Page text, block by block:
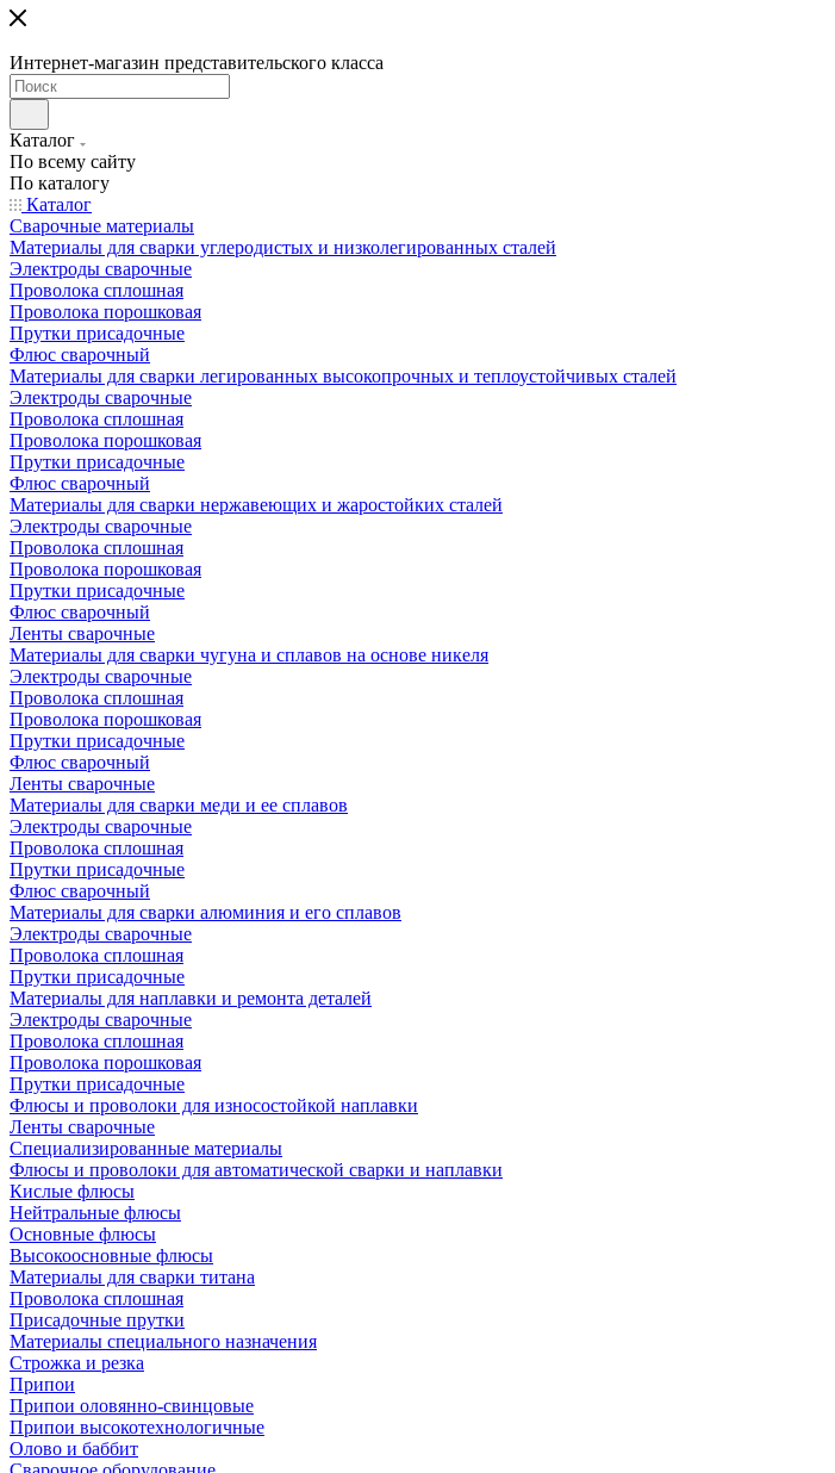
Интернет-магазин представительского класса
Каталог
По всему сайту
По каталогу
Каталог
Сварочные материалы
Материалы для сварки углеродистых и низколегированных сталей
Электроды сварочные
Проволока сплошная
Проволока порошковая
Прутки присадочные
Флюс сварочный
Материалы для сварки легированных высокопрочных и теплоустойчивых сталей
Электроды сварочные
Проволока сплошная
Проволока порошковая
Прутки присадочные
Флюс сварочный
Материалы для сварки нержавеющих и жаростойких сталей
Электроды сварочные
Проволока сплошная
Проволока порошковая
Прутки присадочные
Флюс сварочный
Ленты сварочные
Материалы для сварки чугуна и сплавов на основе никеля
Электроды сварочные
Проволока сплошная
Проволока порошковая
Прутки присадочные
Флюс сварочный
Ленты сварочные
Материалы для сварки меди и ее сплавов
Электроды сварочные
Проволока сплошная
Прутки присадочные
Флюс сварочный
Материалы для сварки алюминия и его сплавов
Электроды сварочные
Проволока сплошная
Прутки присадочные
Материалы для наплавки и ремонта деталей
Электроды сварочные
Проволока сплошная
Проволока порошковая
Прутки присадочные
Флюсы и проволоки для износостойкой наплавки
Ленты сварочные
Специализированные материалы
Флюсы и проволоки для автоматической сварки и наплавки
Кислые флюсы
Нейтральные флюсы
Основные флюсы
Высокоосновные флюсы
Материалы для сварки титана
Проволока сплошная
Присадочные прутки
Материалы специального назначения
Строжка и резка
Припои
Припои оловянно-свинцовые
Припои высокотехнологичные
Олово и баббит